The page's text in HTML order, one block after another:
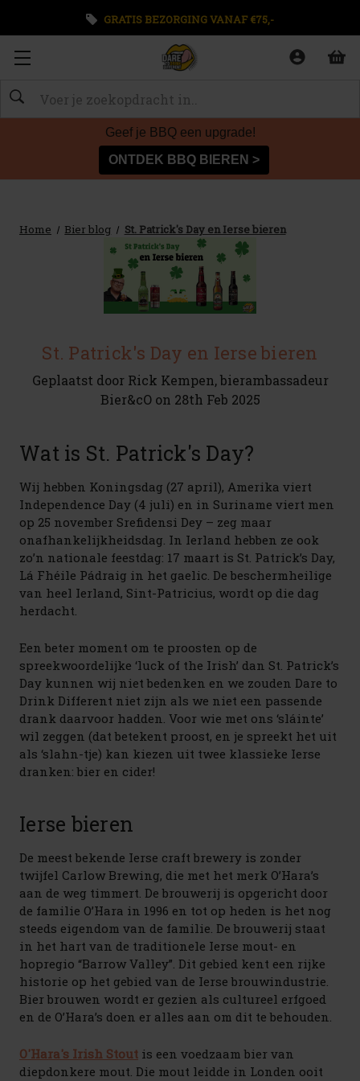
GRATIS BEZORGING VANAF €75,-
Zoeken
Geef je BBQ een upgrade!
ONTDEK BBQ BIEREN >
Home Bier blog St. Patrick's Day en Ierse bieren
St. Patrick's Day en Ierse bieren
Geplaatst door Rick Kempen, bierambassadeur
Bier&cO on 28th Feb 2025
Wat is St. Patrick's Day?
Wij hebben Koningsdag (27 april), Amerika viert
Independence Day (4 juli) en in Suriname viert men
op 25 november Srefidensi Dey – zeg maar
onafhankelijkheidsdag. In Ierland hebben ze ook
zo’n nationale feestdag: 17 maart is St. Patrick’s Day,
Lá Fhéile Pádraig in het gaelic. De beschermheilige
van heel Ierland, Sint-Patricius, wordt op die dag
herdacht.
Een beter moment om te proosten op de
spreekwoordelijke ‘luck of the Irish’ dan St. Patrick’s
Day kunnen wij niet bedenken en we zouden Dare to
Drink Different niet zijn als we niet een passende
drank daarvoor hadden. Voor wie met ons ‘sláinte’
wil zeggen (dat betekent proost, en je spreekt het uit
als ‘slahn-tje) kan kiezen uit twee klassieke Ierse
dranken: bier en cider!
Ierse bieren
De meest bekende Ierse craft brewery is zonder
twijfel Carlow Brewing, die met het merk O’Hara’s
aan de weg timmert. De brouwerij is opgericht door
de familie O’Hara in 1996 en tot op heden is het nog
steeds eigendom van de familie. De brouwerij staat
in het hart van de traditionele Ierse mout- en
hopregio “Barrow Valley”. Dit gebied kent een rijke
historie op het gebied van de Ierse brouwindustrie.
Bier brouwen wordt er gezien als cultureel erfgoed
en de O’Hara’s doen er alles aan om dit te behouden.
O'Hara's Irish Stout is een voedzaam bier van
diepdonkere mout. Die mout leidde in Londen ooit